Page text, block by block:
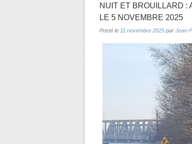
NUIT ET BROUILLARD :
LE 5 NOVEMBRE 2025
Posté le 11 novembre 2025 par Jean-